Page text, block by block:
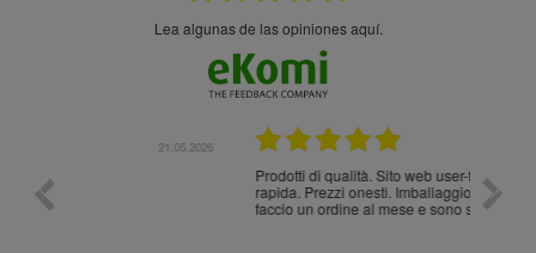
Lea algunas de las opiniones aquí.
Prodotti di qualità. Sito web user-friendly. Consegna
rapida. Prezzi onesti. Imballaggio eccellente. Ormai
faccio un ordine al mese e sono soddisfattissimo.